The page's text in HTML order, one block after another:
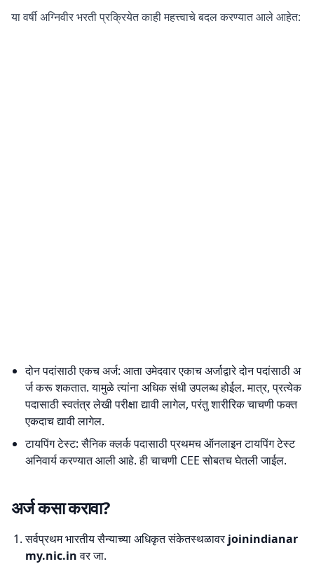
या वर्षी अग्निवीर भरती प्रक्रियेत काही महत्त्वाचे बदल करण्यात आले आहेत:
दोन पदांसाठी एकच अर्ज: आता उमेदवार एकाच अर्जाद्वारे दोन पदांसाठी अ
र्ज करू शकतात. यामुळे त्यांना अधिक संधी उपलब्ध होईल. मात्र, प्रत्येक
पदासाठी स्वतंत्र लेखी परीक्षा द्यावी लागेल, परंतु शारीरिक चाचणी फक्त
एकदाच द्यावी लागेल.
टायपिंग टेस्ट: सैनिक क्लर्क पदासाठी प्रथमच ऑनलाइन टायपिंग टेस्ट
अनिवार्य करण्यात आली आहे. ही चाचणी CEE सोबतच घेतली जाईल.
अर्ज कसा करावा?
सर्वप्रथम भारतीय सैन्याच्या अधिकृत संकेतस्थळावरjoinindianar
my.nic.inवर जा.